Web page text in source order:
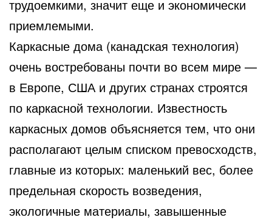
трудоемкими, значит еще и экономически
приемлемыми.
Каркасные дома (канадская технология)
очень востребованы почти во всем мире —
в Европе, США и других странах строятся
по каркасной технологии. Известность
каркасных домов объясняется тем, что они
располагают целым списком превосходств,
главные из которых: маленький вес, более
предельная скорость возведения,
экологичные материалы, завышенные